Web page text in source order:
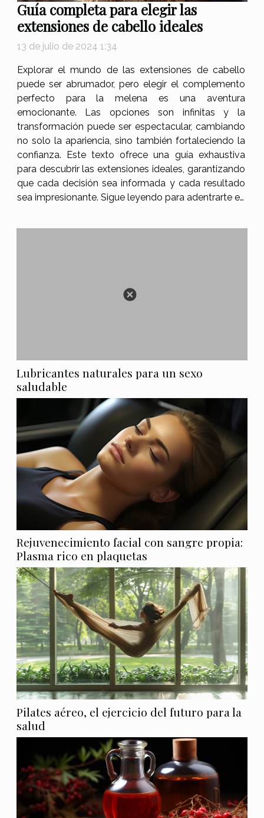
Guía completa para elegir las
extensiones de cabello ideales
13 de julio de 2024 1:34
Explorar el mundo de las extensiones de cabello
puede ser abrumador, pero elegir el complemento
perfecto para la melena es una aventura
emocionante. Las opciones son infinitas y la
transformación puede ser espectacular, cambiando
no solo la apariencia, sino también fortaleciendo la
confianza. Este texto ofrece una guía exhaustiva
para descubrir las extensiones ideales, garantizando
que cada decisión sea informada y cada resultado
sea impresionante. Sigue leyendo para adentrarte en
encontrar la opción que mejor se adapte a tus
Lubricantes naturales para un sexo
saludable
Rejuvenecimiento facial con sangre propia:
Plasma rico en plaquetas
Pilates aéreo, el ejercicio del futuro para la
salud